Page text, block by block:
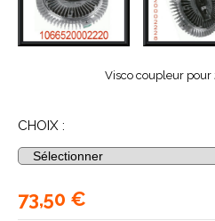
Visco coupleur pour
CHOIX :
73,50 €